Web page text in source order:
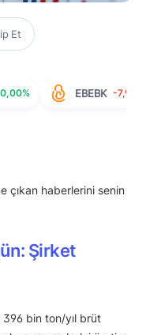
Et
0,00% EBEBK -7,92%
çıkan haberlerini senin
Şirket
396 bin ton/yıl brüt